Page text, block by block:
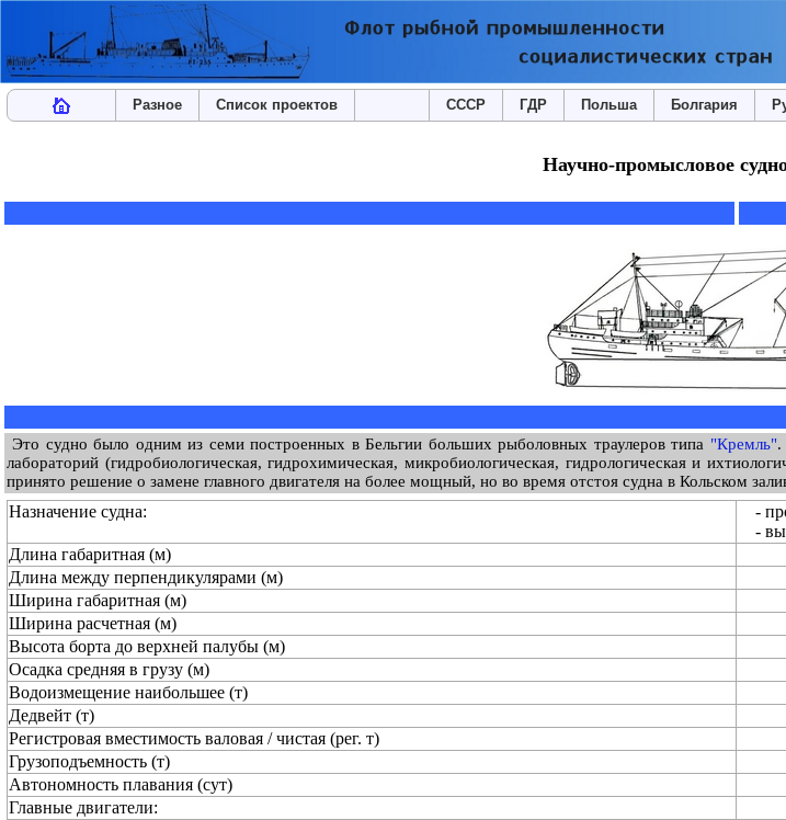
Разное Список проектов СССР ГДР Польша Болгария
Научно-промысловое
Это судно было одним из семи построенных в Бельгии больших рыболовных траулеров типа "Кремль".
лабораторий (гидробиологическая, гидрохимическая, микробиологическая, гидрологическая и
принято решение о замене главного двигателя на более мощный, но во время отстоя судна в Кольском
Назначение судна:
-
-
Длина габаритная (м)
Длина между перпендикулярами (м)
Ширина габаритная (м)
Ширина расчетная (м)
Высота борта до верхней палубы (м)
Осадка средняя в грузу (м)
Водоизмещение наибольшее (т)
Дедвейт (т)
Регистровая вместимость валовая / чистая (рег. т)
Грузоподъемность (т)
Автономность плавания (сут)
Главные двигатели: